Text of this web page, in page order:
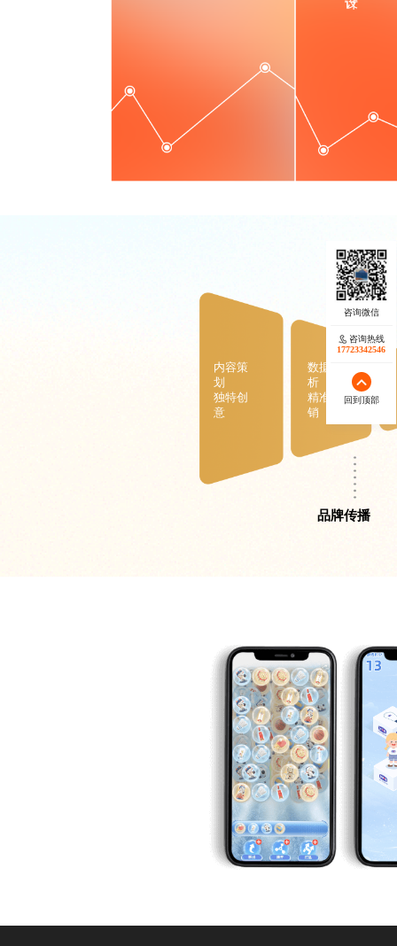
内容策
划
独特创
意
数据分
析
精准营
销
品牌传播
咨询热线
17723342546
回到顶部